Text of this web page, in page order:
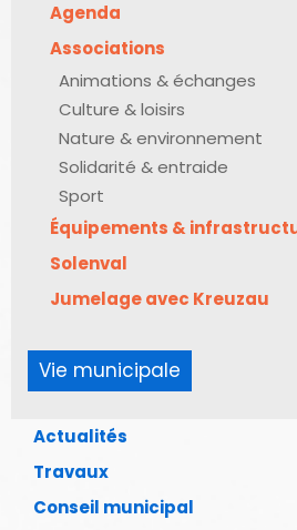
Agenda
Associations
Animations & échanges
Culture & loisirs
Nature & environnement
Solidarité & entraide
Sport
Équipements &
Solenval
Jumelage avec Kreuzau
Vie municipale
Actualités
Travaux
Conseil municipal